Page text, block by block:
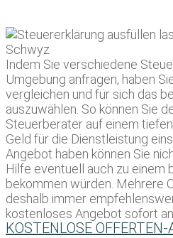
Indem Sie verschiedene
Umgebung anfragen, haben
vergleichen und für sich das
auszuwählen. So können Sie
Steuerberater auf einem
Geld für die Dienstleistung
Angebot haben können Sie
Hilfe eventuell auch zu einem
bekommen würden. Mehrere
deshalb immer
kostenloses Angebot sofort
KOSTENLOSE